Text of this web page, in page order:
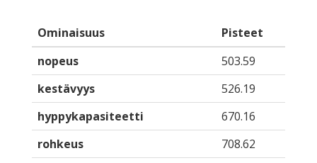
Ominaisuus
Pisteet
nopeus
503.59
kestävyys
526.19
hyppykapasiteetti
670.16
rohkeus
708.62